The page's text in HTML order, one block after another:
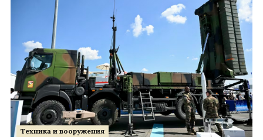
Техника и вооружения